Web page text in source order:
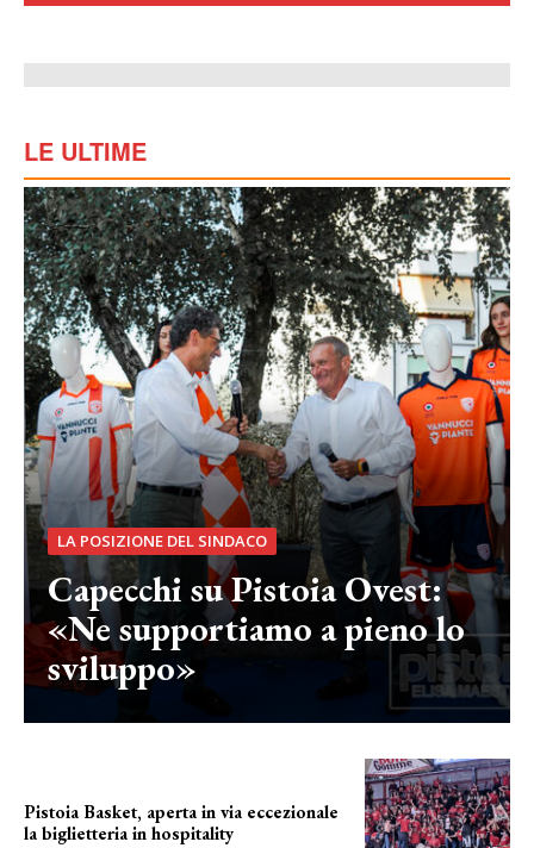
LE ULTIME
LA POSIZIONE DEL SINDACO
Capecchi su Pistoia Ovest:
«Ne supportiamo a pieno lo
sviluppo»
Pistoia Basket, aperta in via eccezionale
la biglietteria in hospitality